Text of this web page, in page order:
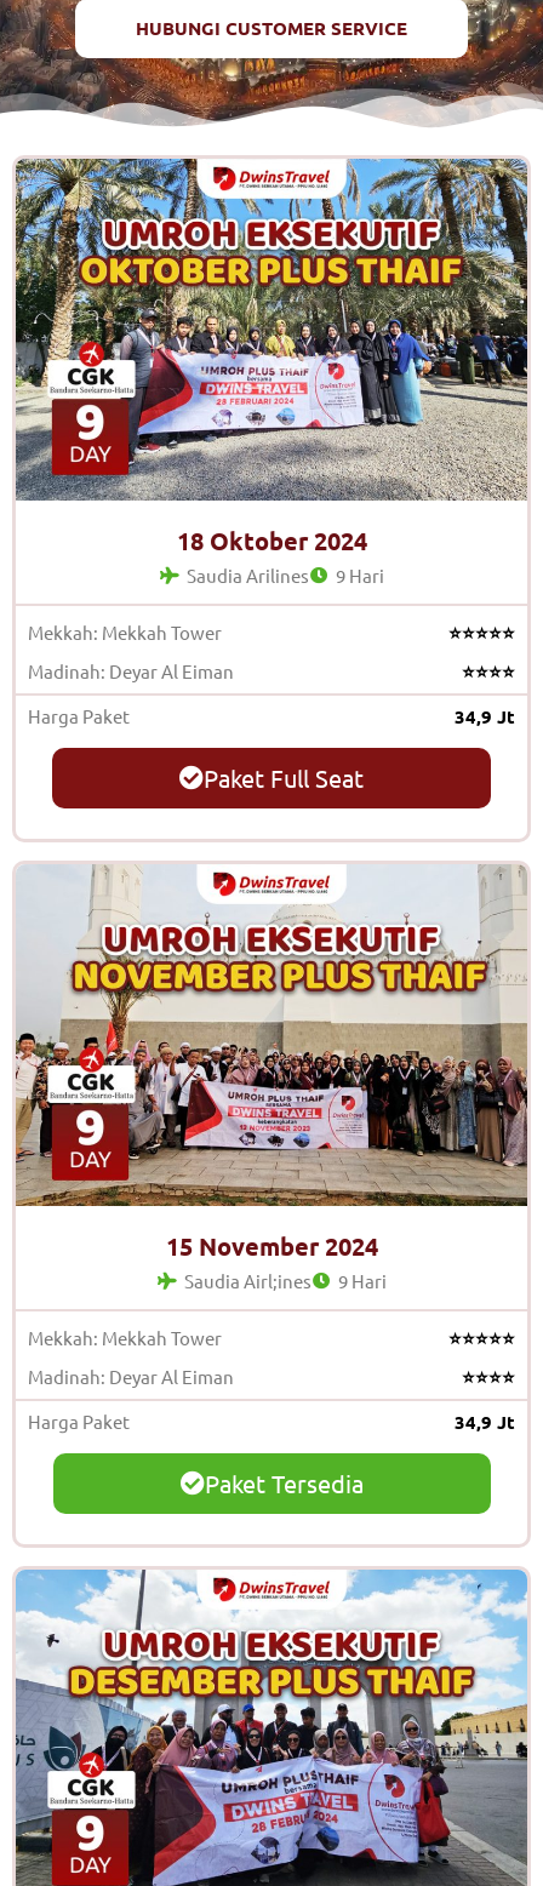
HUBUNGI CUSTOMER SERVICE
18 Oktober 2024
Saudia Arilines 9 Hari
Mekkah: Mekkah Tower ⭐⭐⭐⭐⭐
Madinah: Deyar Al Eiman ⭐⭐⭐⭐
Harga Paket 34,9 Jt
Paket Full Seat
15 November 2024
Saudia Airl;ines 9 Hari
Mekkah: Mekkah Tower ⭐⭐⭐⭐⭐
Madinah: Deyar Al Eiman ⭐⭐⭐⭐
Harga Paket 34,9 Jt
Paket Tersedia